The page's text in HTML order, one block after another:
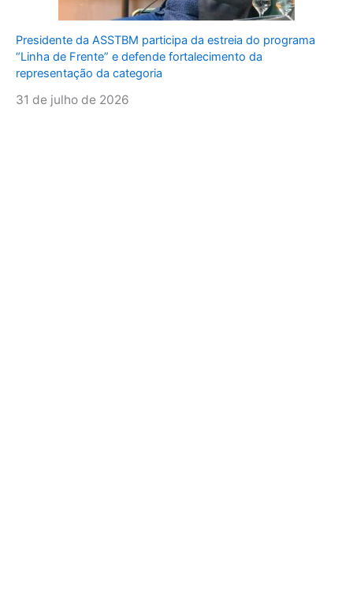
Presidente da ASSTBM participa da estreia do programa
“Linha de Frente” e defende fortalecimento da
representação da categoria
31 de julho de 2026